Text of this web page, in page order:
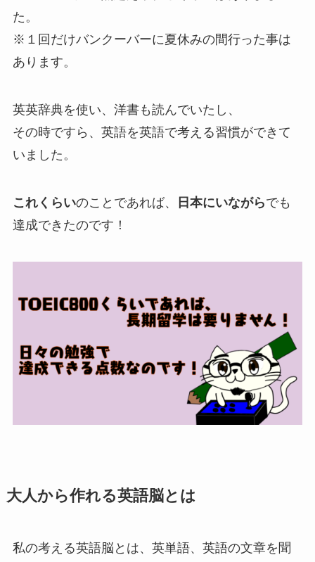
た。
※１回だけバンクーバーに夏休みの間行った事は
あります。
英英辞典を使い、洋書も読んでいたし、
その時ですら、英語を英語で考える習慣ができて
いました。
これくらいのことであれば、 日本にいながらでも
達成できたのです！
大人から作れる英語脳とは
私の考える英語脳とは、英単語、英語の文章を聞